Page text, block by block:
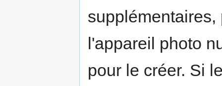
l'appareil photo
pour le créer. Si